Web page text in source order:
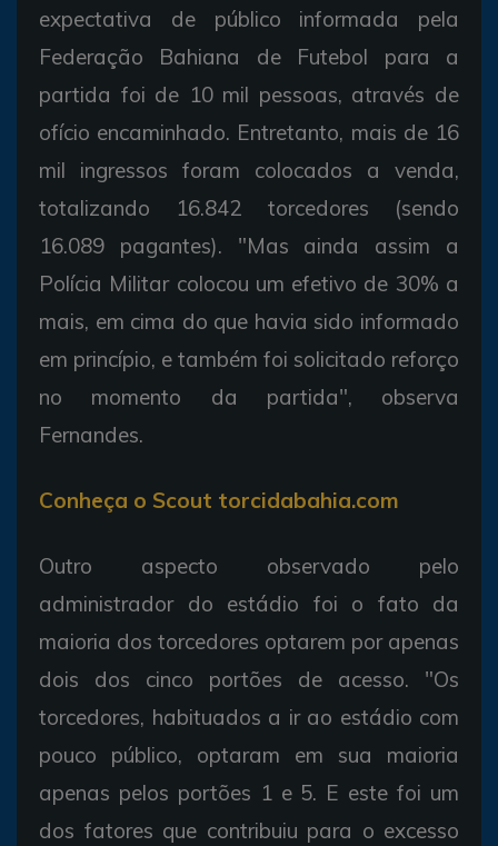
expectativa de público informada pela
Federação Bahiana de Futebol para a
partida foi de 10 mil pessoas, através de
ofício encaminhado. Entretanto, mais de 16
mil ingressos foram colocados a venda,
totalizando 16.842 torcedores (sendo
16.089 pagantes). "Mas ainda assim a
Polícia Militar colocou um efetivo de 30% a
mais, em cima do que havia sido informado
em princípio, e também foi solicitado reforço
no momento da partida", observa
Fernandes.
Conheça o Scout torcidabahia.com
Outro aspecto observado pelo
administrador do estádio foi o fato da
maioria dos torcedores optarem por apenas
dois dos cinco portões de acesso. "Os
torcedores, habituados a ir ao estádio com
pouco público, optaram em sua maioria
apenas pelos portões 1 e 5. E este foi um
dos fatores que contribuiu para o excesso